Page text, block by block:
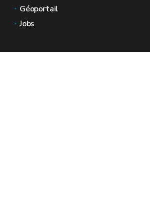
Géoportail
Jobs